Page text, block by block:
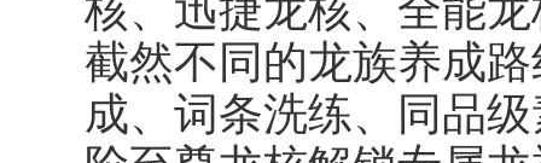
截然不同的龙族养成
成、词条洗练、同品